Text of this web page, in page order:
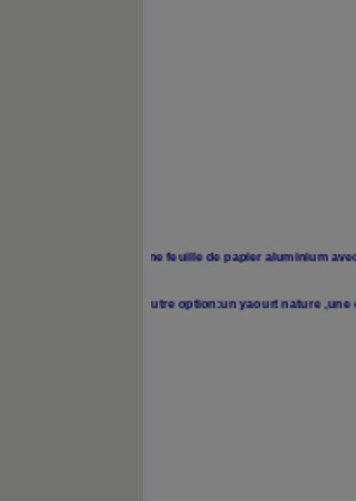
four dans une feuille de papier aluminium avec
sel . Autre option:un yaourt nature ,une